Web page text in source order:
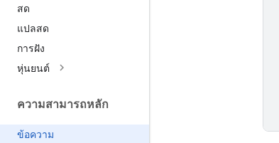
สด
แปลสด
การฝัง
หุ่นยนต์
ความสามารถหลัก
ข้อความ